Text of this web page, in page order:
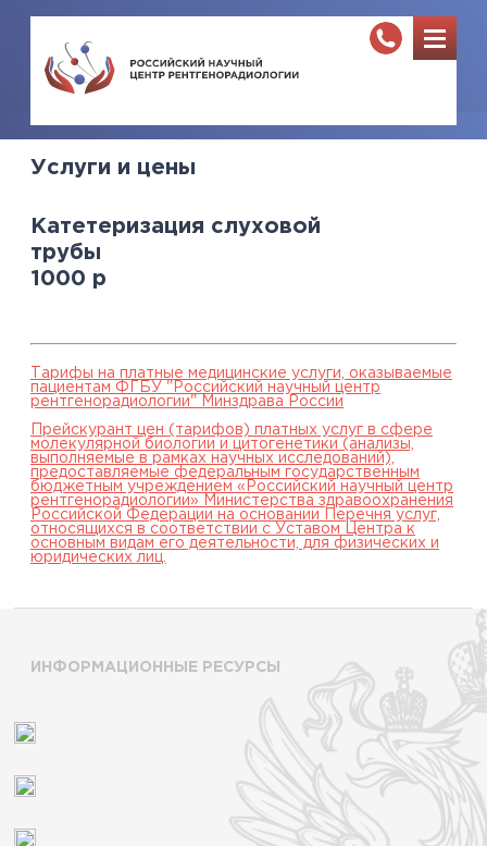
Услуги и цены
Катетеризация слуховой
трубы
1000 р
Тарифы на платные медицинские услуги, оказываемые
пациентам ФГБУ "Российский научный центр
рентгенорадиологии" Минздрава России
Прейскурант цен (тарифов) платных услуг в сфере
молекулярной биологии и цитогенетики (анализы,
выполняемые в рамках научных исследований),
предоставляемые федеральным государственным
бюджетным учреждением «Российский научный центр
рентгенорадиологии» Министерства здравоохранения
Российской Федерации на основании Перечня услуг,
относящихся в соответствии с Уставом Центра к
основным видам его деятельности, для физических и
юридических лиц.
ИНФОРМАЦИОННЫЕ РЕСУРСЫ